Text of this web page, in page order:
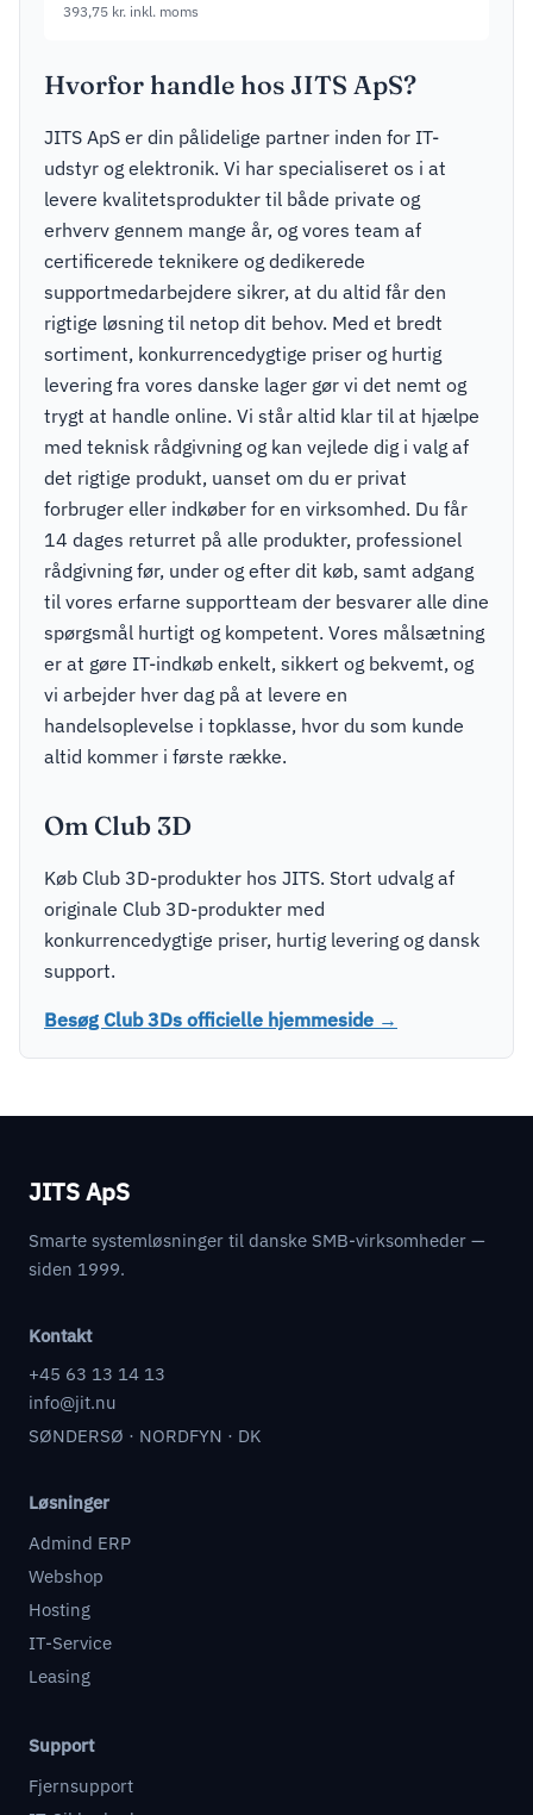
393,75 kr. inkl. moms
Hvorfor handle hos JITS ApS?
JITS ApS er din pålidelige partner inden for IT-
udstyr og elektronik. Vi har specialiseret os i at
levere kvalitetsprodukter til både private og
erhverv gennem mange år, og vores team af
certificerede teknikere og dedikerede
supportmedarbejdere sikrer, at du altid får den
rigtige løsning til netop dit behov. Med et bredt
sortiment, konkurrencedygtige priser og hurtig
levering fra vores danske lager gør vi det nemt og
trygt at handle online. Vi står altid klar til at hjælpe
med teknisk rådgivning og kan vejlede dig i valg af
det rigtige produkt, uanset om du er privat
forbruger eller indkøber for en virksomhed. Du får
14 dages returret på alle produkter, professionel
rådgivning før, under og efter dit køb, samt adgang
til vores erfarne supportteam der besvarer alle dine
spørgsmål hurtigt og kompetent. Vores målsætning
er at gøre IT-indkøb enkelt, sikkert og bekvemt, og
vi arbejder hver dag på at levere en
handelsoplevelse i topklasse, hvor du som kunde
altid kommer i første række.
Om Club 3D
Køb Club 3D-produkter hos JITS. Stort udvalg af
originale Club 3D-produkter med
konkurrencedygtige priser, hurtig levering og dansk
support.
Besøg Club 3Ds officielle hjemmeside →
JITS ApS
Smarte systemløsninger til danske SMB-virksomheder —
siden 1999.
Kontakt
+45 63 13 14 13
info@jit.nu
SØNDERSØ · NORDFYN · DK
Løsninger
Admind ERP
Webshop
Hosting
IT-Service
Leasing
Support
Fjernsupport